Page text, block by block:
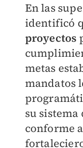
En las
identificó
proyectos
metas
mandatos
su
conforme